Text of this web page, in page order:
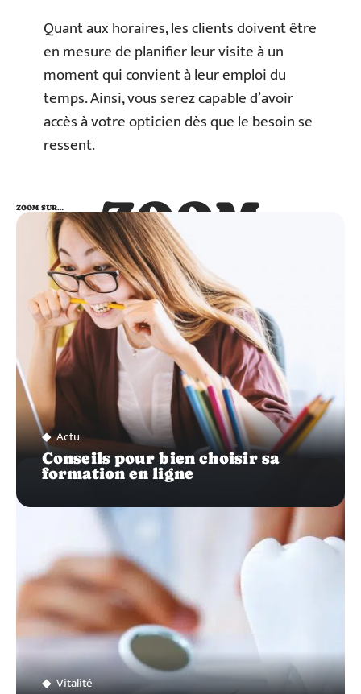
Quant aux horaires, les clients doivent être
en mesure de planifier leur visite à un
moment qui convient à leur emploi du
temps. Ainsi, vous serez capable d’avoir
accès à votre opticien dès que le besoin se
ressent.
ZOOM
SUR…
ZOOM SUR…
Actu
Conseils pour bien choisir sa
formation en ligne
Vitalité